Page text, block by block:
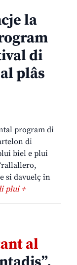
la
di
plâs
program di
di
biel e plui
si davuelç in
plui +
al